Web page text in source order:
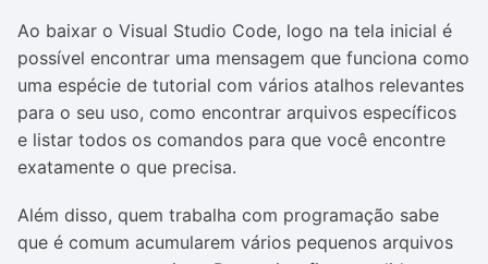
Ao baixar o Visual Studio Code, logo na tela inicial é
possível encontrar uma mensagem que funciona como
uma espécie de tutorial com vários atalhos relevantes
para o seu uso, como encontrar arquivos específicos
e listar todos os comandos para que você encontre
exatamente o que precisa.
Além disso, quem trabalha com programação sabe
que é comum acumularem vários pequenos arquivos